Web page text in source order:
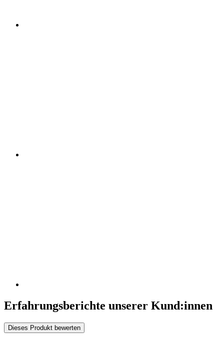
Erfahrungsberichte unserer Kund:innen
Dieses Produkt bewerten